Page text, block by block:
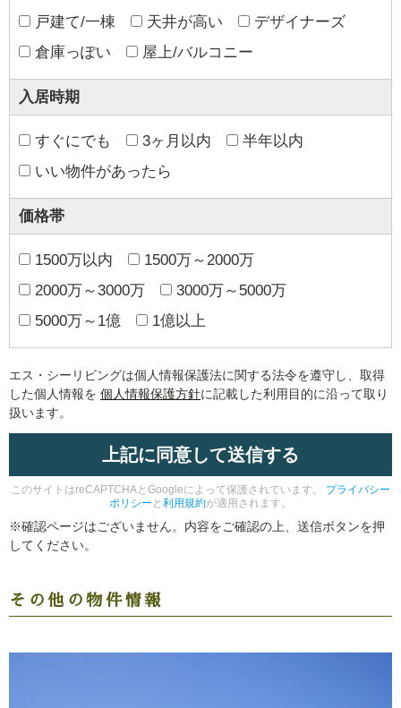
戸建て/一棟
天井が高い
デザイナーズ
倉庫っぽい
屋上/バルコニー
入居時期
すぐにでも 3ヶ月以内
半年以内
いい物件があったら
価格帯
1500万以内
1500万～2000万
2000万～3000万
3000万～5000万
5000万～1億
1億以上
エス・シーリビングは個人情報保護法に関する法令を遵守し、取得
した個人情報を 個人情報保護方針に記載した利用目的に沿って取り
扱います。
このサイトはreCAPTCHAとGoogleによって保護されています。
プライバシー
ポリシー と 利用規約が適用されます。
※確認ページはございません。内容をご確認の上、送信ボタンを押
してください。
その他の物件情報